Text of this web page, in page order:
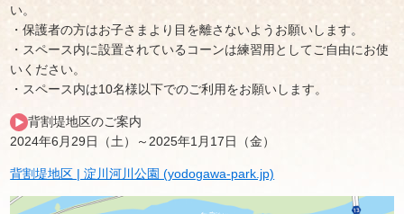
い。
・保護者の方はお子さまより目を離さないようお願いします。
・スペース内に設置されているコーンは練習用としてご自由にお使
いください。
・スペース内は10名様以下でのご利用をお願いします。
背割堤地区のご案内
2024年6月29日（土）～2025年1月17日（金）
背割堤地区 | 淀川河川公園 (yodogawa-park.jp)